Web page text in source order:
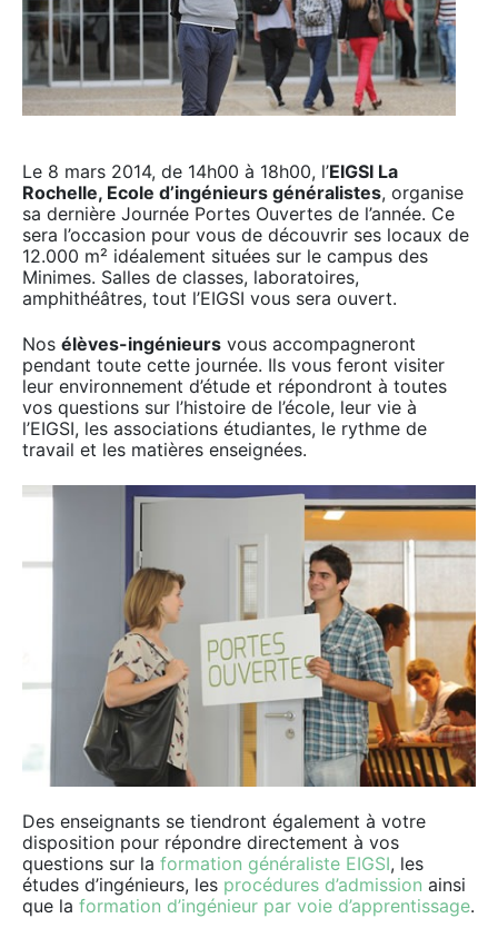
Le 8 mars 2014, de 14h00 à 18h00, l’EIGSI La
Rochelle, Ecole d’ingénieurs généralistes, organise
sa dernière Journée Portes Ouvertes de l’année. Ce
sera l’occasion pour vous de découvrir ses locaux de
12.000 m² idéalement situées sur le campus des
Minimes. Salles de classes, laboratoires,
amphithéâtres, tout l’EIGSI vous sera ouvert.
Nos élèves-ingénieurs vous accompagneront
pendant toute cette journée. Ils vous feront visiter
leur environnement d’étude et répondront à toutes
vos questions sur l’histoire de l’école, leur vie à
l’EIGSI, les associations étudiantes, le rythme de
travail et les matières enseignées.
Des enseignants se tiendront également à votre
disposition pour répondre directement à vos
questions sur la formation généraliste EIGSI, les
études d’ingénieurs, les procédures d’admission ainsi
que la formation d’ingénieur par voie d’apprentissage.